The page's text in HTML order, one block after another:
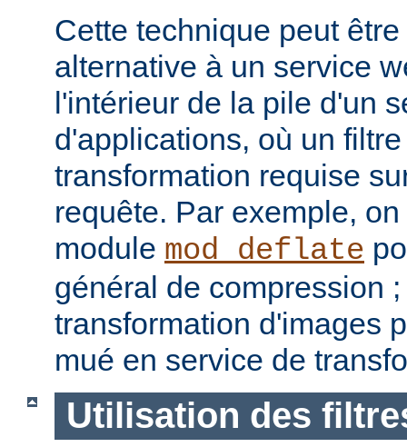
Cette technique peut
alternative à un service
l'intérieur de la pile d'un
d'applications, où un
transformation requise
requête. Par exemple,
module mod_deflate
général de compression
transformation d'images
mué en service de
Utilisation des